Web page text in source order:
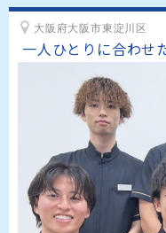
大阪府大阪市東淀川区
一人ひとりに合わせ